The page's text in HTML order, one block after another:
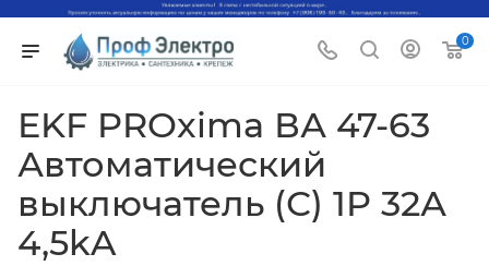
0
EKF PROxima ВА 47-63
Автоматический
выключатель (С) 1P 32А
4,5kA